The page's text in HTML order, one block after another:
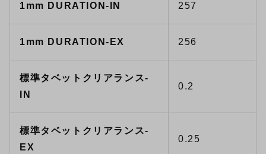
1mm DURATION-IN 257
1mm DURATION-EX 256
標準タベットクリアランス-
IN
0.2
標準タベットクリアランス-
EX
0.25